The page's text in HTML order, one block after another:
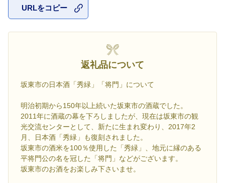
URLをコピー
返礼品について
坂東市の日本酒「秀緑」「将門」について
明治初期から150年以上続いた坂東市の酒蔵でした。
2011年に酒蔵の幕を下ろしましたが、現在は坂東市の観
光交流センターとして、新たに生まれ変わり、2017年2
月、日本酒「秀緑」も復刻されました。
坂東市の酒米を100％使用した「秀緑」、地元に縁のある
平将門公の名を冠した「将門」などがございます。
坂東市のお酒をお楽しみ下さいませ。